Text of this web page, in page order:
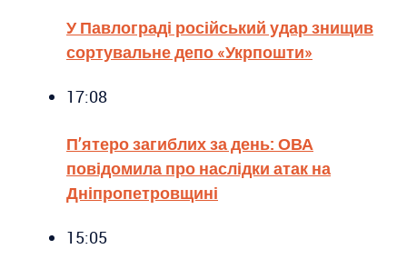
У Павлограді російський удар знищив
сортувальне депо «Укрпошти»
17:08
П’ятеро загиблих за день: ОВА
повідомила про наслідки атак на
Дніпропетровщині
15:05